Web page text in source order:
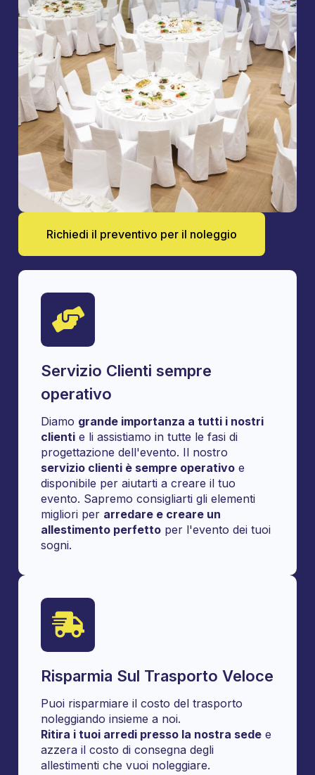
Richiedi il preventivo per il noleggio
Servizio Clienti sempre
operativo
Diamo grande importanza a tutti i nostri
clienti e li assistiamo in tutte le fasi di
progettazione dell'evento. Il nostro
servizio clienti è sempre operativo e
disponibile per aiutarti a creare il tuo
evento. Sapremo consigliarti gli elementi
migliori per arredare e creare un
allestimento perfetto per l'evento dei tuoi
sogni.
Risparmia Sul Trasporto Veloce
Puoi risparmiare il costo del trasporto
noleggiando insieme a noi.
Ritira i tuoi arredi presso la nostra sede e
azzera il costo di consegna degli
allestimenti che vuoi noleggiare.